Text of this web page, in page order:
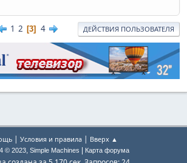
1 2 3 4 ДЕЙСТВИЯ ПОЛЬЗОВАТЕЛЯ
| Условия и правила | Вверх ▲
© 2023, Simple Machines Карта форума